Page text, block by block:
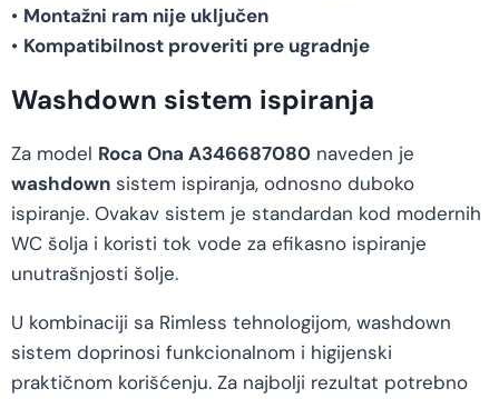
• Montažni ram nije uključen
• Kompatibilnost proveriti pre ugradnje
Washdown sistem ispiranja
Za model Roca Ona A346687080 naveden je
washdown sistem ispiranja, odnosno duboko
ispiranje. Ovakav sistem je standardan kod modernih
WC šolja i koristi tok vode za efikasno ispiranje
unutrašnjosti šolje.
U kombinaciji sa Rimless tehnologijom, washdown
sistem doprinosi funkcionalnom i higijenski
praktičnom korišćenju. Za najbolji rezultat potrebno